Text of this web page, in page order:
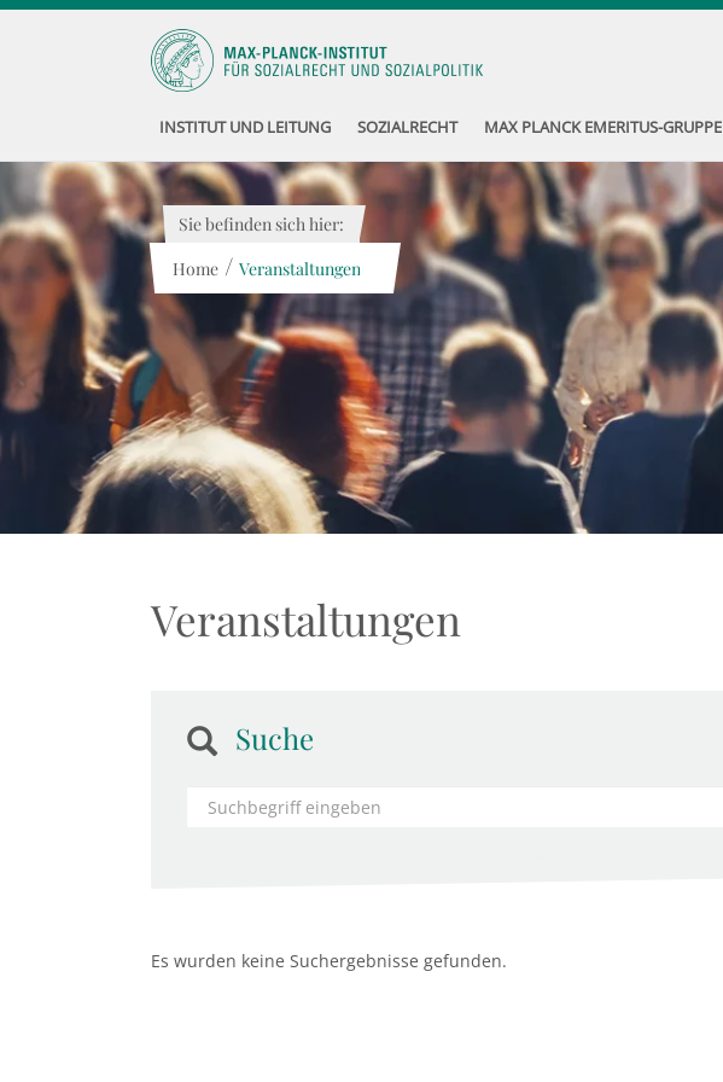
INSTITUT UND LEITUNG SOZIALRECHT MAX PLANCK EMERITUS-GRUPPE
Sie befinden sich hier:
Home / Veranstaltungen
Veranstaltungen
Suche
Es wurden keine Suchergebnisse gefunden.